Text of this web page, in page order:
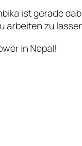
ist gerade
arbeiten zu
in Nepal!